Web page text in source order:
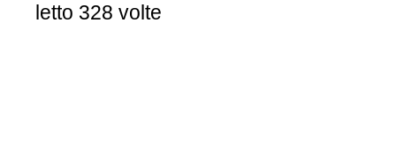
letto 328 volte